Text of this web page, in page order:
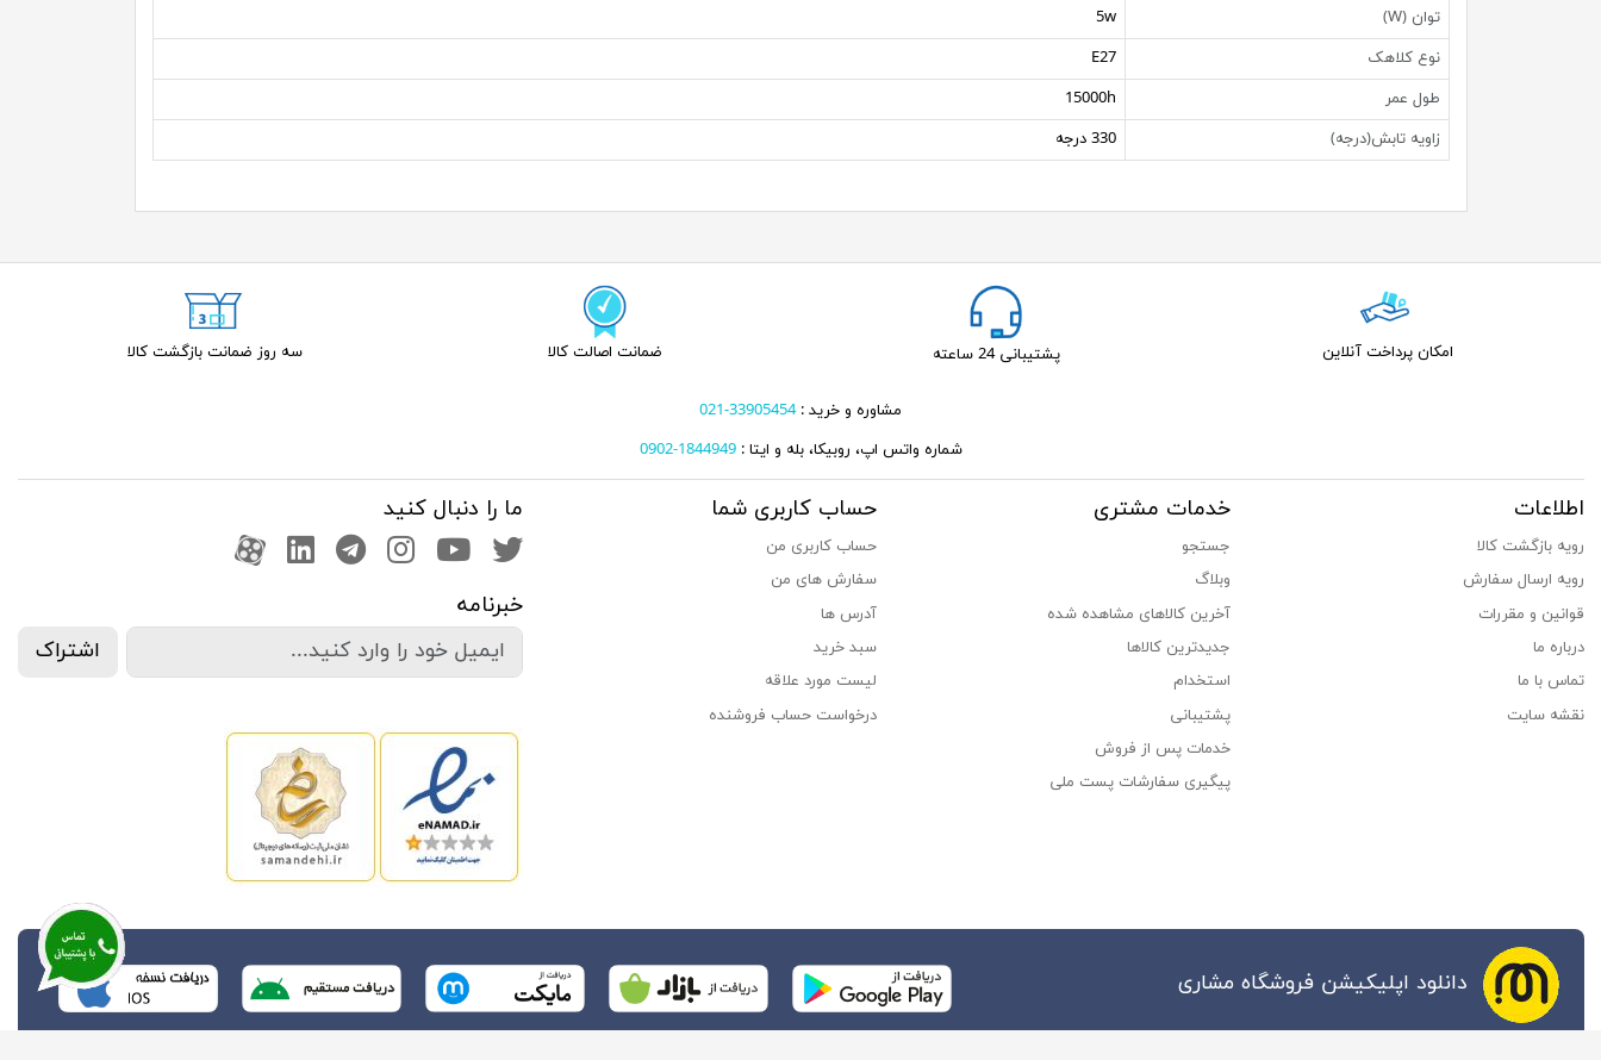
توان (W)
5w
نوع کلاهک
E27
طول عمر
15000h
زاویه تابش(درجه)
330 درجه
امکان پرداخت آنلاین پشتیبانی 24 ساعته ضمانت اصالت کالا سه روز ضمانت بازگشت کالا
مشاوره و خرید :33905454-021
شماره واتس اپ، روبیکا، بله و ایتا : 1844949-0902
اطلاعات
رویه بازگشت کالا
رویه ارسال سفارش
قوانین و مقررات
درباره ما
تماس با ما
نقشه سایت
خدمات مشتری
جستجو
وبلاگ
آخرین کالاهای مشاهده شده
جدیدترین کالاها
استخدام
پشتیبانی
خدمات پس از فروش
پیگیری سفارشات پست ملی
حساب کاربری شما
حساب کاربری من
سفارش های من‎
آدرس ها
سبد خرید
لیست مورد علاقه
درخواست حساب فروشنده
ما را دنبال کنید
صفحه تویتر
کانال یوتوب
اینستاگرام
کانال تلگرام
کانال لینکدین
آپارات
خبرنامه
اشتراک
دانلود اپلیکیشن فروشگاه مشاری